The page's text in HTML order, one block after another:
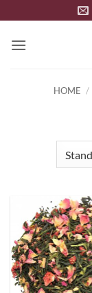
naar
inhoud
HOME /